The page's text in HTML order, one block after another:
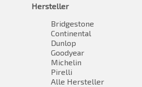
Hersteller
Bridgestone
Continental
Dunlop
Goodyear
Michelin
Pirelli
Alle Hersteller